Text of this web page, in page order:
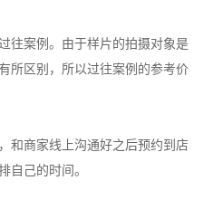
往案例。由于样片的拍摄对象是
所区别，所以过往案例的参考价
和商家线上沟通好之后预约到店
自己的时间。